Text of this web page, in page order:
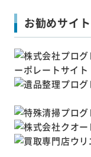
お勧めサイト